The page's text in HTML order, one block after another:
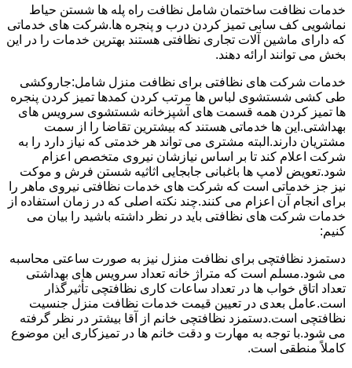
خدمات نظافت ساختمان شامل نظافت راه پله ها شستن حیاط
نماشویی کف سابی تمیز کردن درب و پنجره ها.شرکت های خدماتی
که دارای ماشین آلات تجاری نظافتی هستند بهترین خدمات را در این
بخش می توانند ارائه دهند.
خدمات شرکت های نظافتی برای نظافت منزل شامل:جاروکشی
طی کشی شستشوی لباس ها مرتب کردن کمدها تمیز کردن پنجره
ها تمیز کردن همه قسمت های آشپزخانه شستشوی سرویس های
بهداشتی.این ها خدماتی هستند که بیشترین تقاضا را از سمت
مشتریان دارند.البته مشتری می تواند هر خدمتی که نیاز دارد را به
شرکت اعلام کند تا بر اساس نیازشان نیروی متخصص اعزام
شود.تعویض لامپ ها باغبانی جابجایی اثاثیه شستن فرش و موکت
نیز جز خدماتی است که شرکت های خدمات نظافتی نیروی ماهر را
برای انجام آن اعزام می کنند.چند نکته اصلی که در زمان استفاده از
خدمات شرکت های نظافتی باید در نظر داشته باشید را بیان می
کنیم:
دستمزد نظافتچی برای نظافت منزل نیز به صورت ساعتی محاسبه
می شود.مسلم است که متراژ خانه تعداد سرویس های بهداشتی
تعداد اتاق خواب ها در تعداد ساعات کاری نظافتچی تأثیرگذار
است.عامل بعدی در تعیین قیمت خدمات نظافت منزل جنسیت
نظافتچی است.دستمزد نظافتچی خانم از آقا بیشتر در نظر گرفته
می شود.با توجه به مهارت و دقت خانم ها در تمیزکاری این موضوع
کاملاً منطقی است.